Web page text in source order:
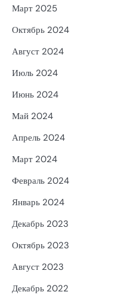
Март 2025
Октябрь 2024
Август 2024
Июль 2024
Июнь 2024
Май 2024
Апрель 2024
Март 2024
Февраль 2024
Январь 2024
Декабрь 2023
Октябрь 2023
Август 2023
Декабрь 2022